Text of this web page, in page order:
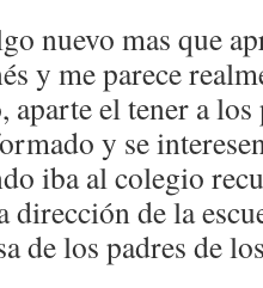
nuevo mas que
y me parece
el tener a los
y se
iba al colegio
dirección de la
de los padres de